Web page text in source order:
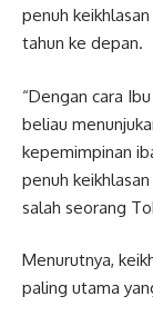
penuh
tahun ke depan.
“Dengan cara
beliau
kepemimpinan
penuh
salah seorang
Menurutnya,
paling utama